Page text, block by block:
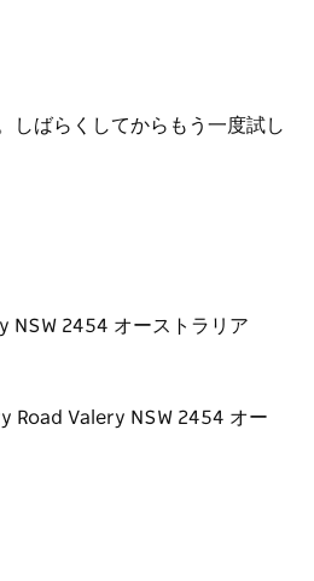
陰でキャンプをしたり、ダムの
小川のほとりでくつろいだり、
ォッチングを楽しんだり。
なカワセミまで、多種多様な鳥
ロミスド・ランズへ向かい、ネ
透き通った水たまりで涼んだ
大な滝や熱帯雨林のトレイルを
かがでしょうか。
スイ、ワライカワセミ、ニワシ
しばらくしてからもう一度試し
NSW 2454 オーストラリア